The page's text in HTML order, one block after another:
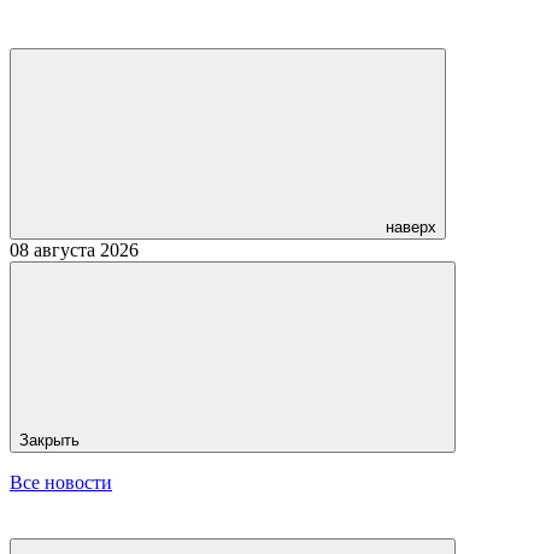
наверх
08 августа 2026
Закрыть
Все новости